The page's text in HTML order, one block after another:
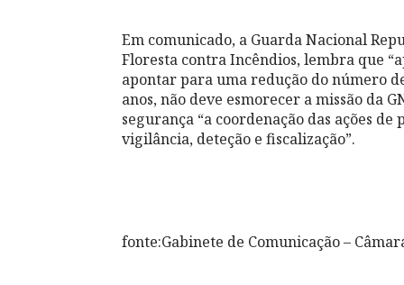
Em comunicado, a Guarda Nacional
Floresta contra Incêndios, lembra que
apontar para uma redução do número
anos, não deve esmorecer a missão da
segurança “a coordenação das ações
vigilância, deteção e fiscalização”.
fonte:Gabinete de Comunicação –